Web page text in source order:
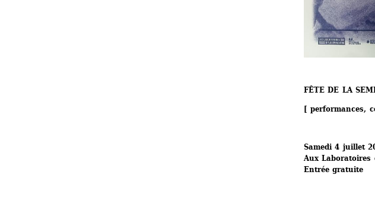
FÊTE DE LA
[ performances,
Samedi 4 juillet
Aux Laboratoires
Entrée gratuite